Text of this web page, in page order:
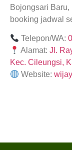
Bojongsari
booking jadwal
Telepon/WA:
Alamat:Jl.
Kec. Cileungsi,
Website: